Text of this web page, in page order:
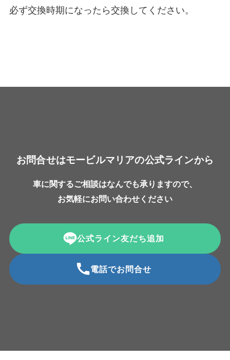
必ず交換時期になったら交換してください。
お問合せはモービルマリアの公式ラインから
車に関するご相談はなんでも承りますので、
お気軽にお問い合わせください
公式ライン友だち追加
電話でお問合せ